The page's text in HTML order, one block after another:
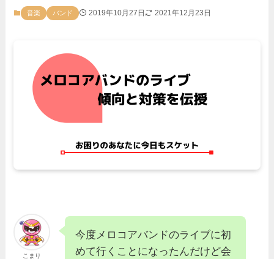
音楽 バンド 2019年10月27日 2021年12月23日
こまり
今度メロコアバンドのライブに初
めて行くことになったんだけど会